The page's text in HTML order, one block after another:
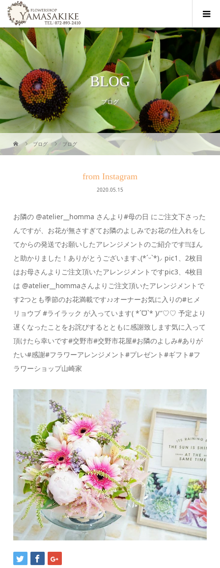
BLOG
ブログ
ブログ ブログ
from Instagram
2020.05.15
お隣の @atelier__homma さんより#母の日 にご注文下さった
んですが、お花が無さすぎてお隣のよしみでお花の仕入れをし
てからの発送でお願いしたアレンジメントのご紹介です!!ほん
と助かりました！ありがとうございます‪⸜(*ˊᵕˋ*)⸝‬ pic1、2枚目
はお母さんよりご注文頂いたアレンジメントですpic3、4枚目
は @atelier__hommaさんよりご注文頂いたアレンジメントで
す2つとも季節のお花満載です♪♪オーナーお気に入りの#ヒメ
リョウブ #ライラック が入っています( *ˊᗜˋ* )/″♡♡ 予定より
遅くなったことをお詫びするとともに感謝致します気に入って
頂けたら幸いです#交野市#交野市花屋#お隣のよしみ#ありが
たい#感謝#フラワーアレンジメント#プレゼント#ギフト#フ
ラワーショップ山崎家